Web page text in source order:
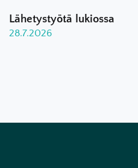
Lähetystyötä lukiossa
28.7.2026